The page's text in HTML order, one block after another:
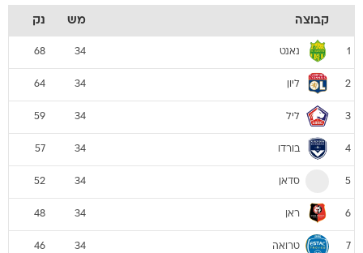
קבוצה מש נק
1 נאנט 34
68
2 ליון 34
64
3 ליל 34
59
4 בורדו 34
57
5 סדאן 34
52
6 ראן 34
48
7 טרואה 34
46